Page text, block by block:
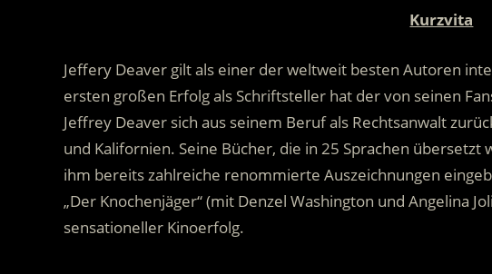
Kurzvita
Jeffery Deaver gilt als einer der weltweit besten Autoren
ersten großen Erfolg als Schriftsteller hat der von seinen
Jeffrey Deaver sich aus seinem Beruf als Rechtsanwalt
und Kalifornien. Seine Bücher, die in 25 Sprachen
ihm bereits zahlreiche renommierte Auszeichnungen
„Der Knochenjäger“ (mit Denzel Washington und Angelina
sensationeller Kinoerfolg.